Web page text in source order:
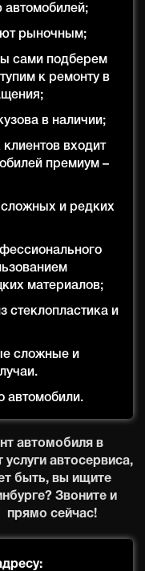
рыночным;
сами подберем
к ремонту в
в наличии;
входит
премиум –
и редких
материалов;
стеклопластика и
сложные и
автомобили.
автомобиля в
автосервиса,
быть, вы ищите
Звоните и
прямо сейчас!